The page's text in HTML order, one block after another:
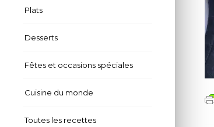
Plats
Desserts
Fêtes et occasions spéciales
Cuisine du monde
Toutes les recettes